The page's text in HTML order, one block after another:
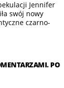
Jennifer
swój nowy
czarno-
PO